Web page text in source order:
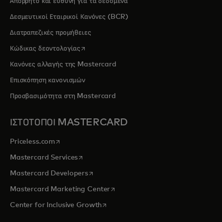
Δεσμευτικοί Εταιρικοί Κανόνες (BCR)
Διατραπεζικές προμήθειες
Κώδικας δεοντολογίαςopens in a new tab
Κανόνες αλλαγής της Mastercard
Επισκόπηση κανονισμών
Προσβασιμότητα στη Mastercard
ΙΣΤΟΤΟΠΟΙ MASTERCARD
Priceless.com opens in a new tab
Mastercard Servicesopens in a new tab
Mastercard Developersopens in a new tab
Mastercard Marketing Centeropens in a new tab
Center for Inclusive Growthopens in a new tab